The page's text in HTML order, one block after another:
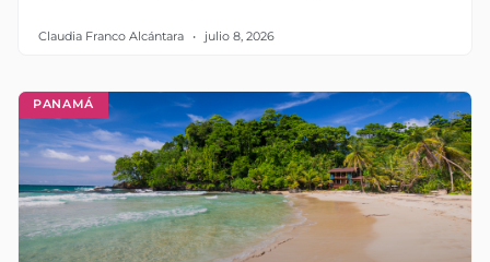
Claudia Franco Alcántara julio 8, 2026
PANAMÁ